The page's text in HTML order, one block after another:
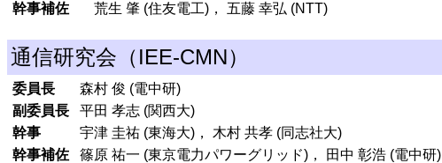
幹事補佐
荒生 肇 (住友電工)， 五藤 幸弘 (NTT)
通信研究会（IEE-CMN）
委員長
森村 俊 (電中研)
副委員長
平田 孝志 (関西大)
幹事
宇津 圭祐 (東海大)， 木村 共孝 (同志社大)
幹事補佐
篠原 祐一 (東京電力パワーグリッド)， 田中 彰浩 (電中研)